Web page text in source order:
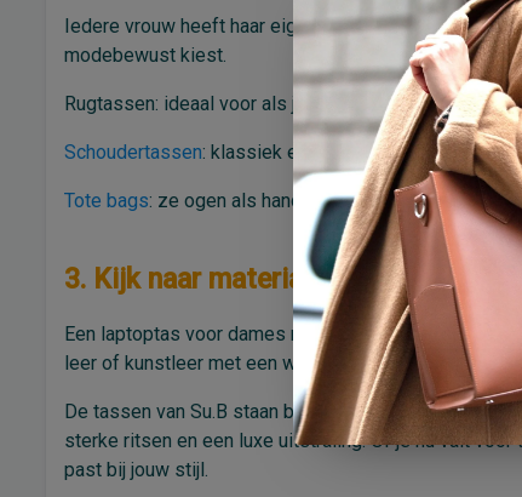
Iedere vrouw heeft haar eigen stijl en manier van
modebewust kiest.
Rugtassen: ideaal voor als je veel onderweg bent of
Schoudertassen: klassiek en zakelijk, perfect voor
Tote bags: ze ogen als handtas, maar bieden de
3. Kijk naar materiaal en afwerking
Een laptoptas voor dames moet tegen dagelijks
leer of kunstleer met een waterafstotende coating.
De tassen van Su.B staan bekend om hun duurzame
sterke ritsen en een luxe uitstraling. Of je nu valt
past bij jouw stijl.